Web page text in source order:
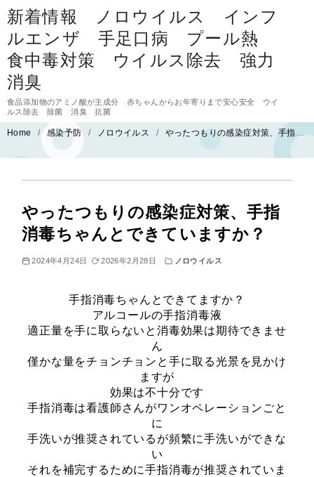
コ
ン
テ
ン
ツ
へ
新着情報 ノロウイルス インフ
ルエンザ 手足口病 プール熱
食中毒対策 ウイルス除去 強力
消臭
食品添加物のアミノ酸が主成分 赤ちゃんからお年寄りまで安心安全 ウイ
ルス除去 除菌 消臭 抗菌
Home 感染予防 ノロウイルス やったつもりの感染症対策、手指消毒ちゃんとできていますか？
やったつもりの感染症対策、手指
消毒ちゃんとできていますか？
2024年4月24日 2026年2月28日 ノロウイルス
手指消毒ちゃんとできてますか？
アルコールの手指消毒液
適正量を手に取らないと消毒効果は期待できませ
ん
僅かな量をチョンチョンと手に取る光景を見かけ
ますが
効果は不十分です
手指消毒は看護師さんがワンオペレーションごと
に
手洗いが推奨されているが頻繁に手洗いができな
い
それを補完するために手指消毒が推奨されていま